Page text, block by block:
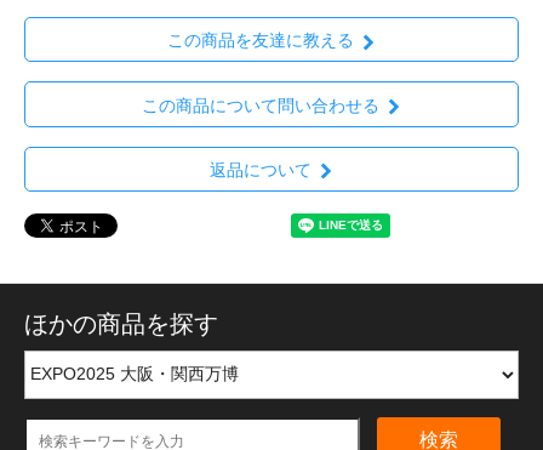
この商品を友達に教える
この商品について問い合わせる
返品について
ほかの商品を探す
検索